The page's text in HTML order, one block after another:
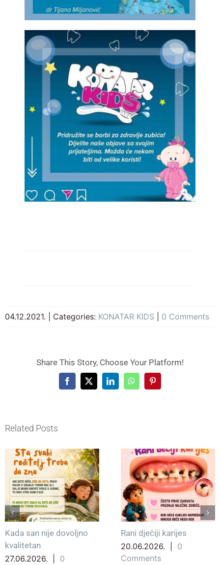
04.12.2021. Categories: KONATAR KIDS 0 Comments
Share This Story, Choose Your Platform!
Facebook
X LinkedInWhatsAppPinterest
Related Posts
Kada san nije dovoljno
kvalitetan
27.06.2026.
0
Rani dječiji karijes
20.06.2026.
0
Comments